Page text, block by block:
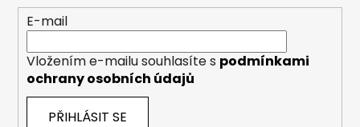
E-mail
Vložením e-mailu souhlasíte s podmínkami
ochrany osobních údajů
PŘIHLÁSIT SE